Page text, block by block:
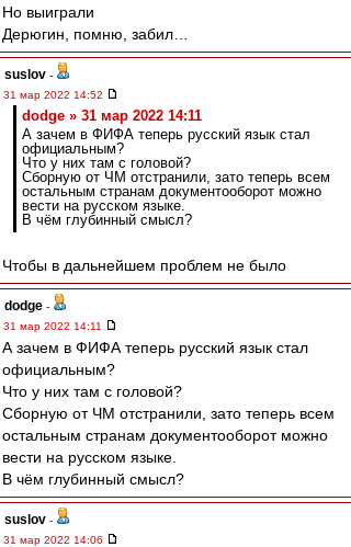
Но выиграли
Дерюгин, помню, забил…
suslov -
31 мар 2022 14:52
dodge » 31 мар 2022 14:11
А зачем в ФИФА теперь русский язык стал
официальным?
Что у них там с головой?
Сборную от ЧМ отстранили, зато теперь всем
остальным странам документооборот можно
вести на русском языке.
В чём глубинный смысл?
Чтобы в дальнейшем проблем не было
dodge -
31 мар 2022 14:11
А зачем в ФИФА теперь русский язык стал
официальным?
Что у них там с головой?
Сборную от ЧМ отстранили, зато теперь всем
остальным странам документооборот можно
вести на русском языке.
В чём глубинный смысл?
suslov -
31 мар 2022 14:06